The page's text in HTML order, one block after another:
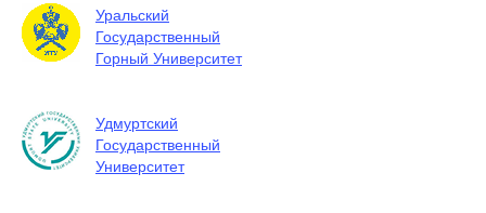
Уральский
Государственный
Горный Университет
Удмуртский
Государственный
Университет